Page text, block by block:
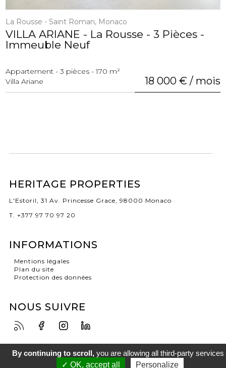
La Rousse - Saint Roman, Monaco
VILLA ARIANE - La Rousse - 3 Pièces -
Immeuble Neuf
Appartement - 3 pièces - 170 m²
Villa Ariane
18 000 € / mois
HERITAGE PROPERTIES
L'Estoril, 31 Av. Princesse Grace, 98000 Monaco
T. +377 97 70 97 20
INFORMATIONS
Mentions légales
Plan du site
Protection des données
NOUS SUIVRE
By continuing to scroll, you are allowing all third-party services
✓ OK, accept all
Personalize